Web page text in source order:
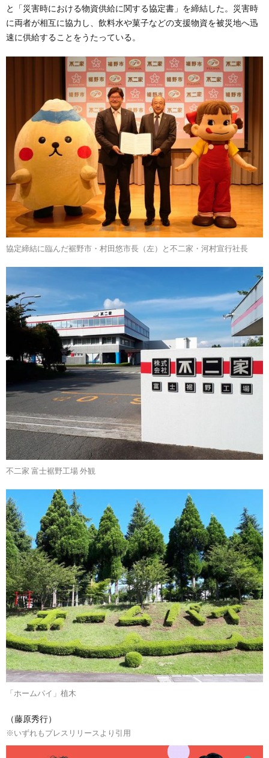
と「災害時における物資供給に関する協定書」を締結した。災害時
に両者が相互に協力し、飲料水や菓子などの支援物資を被災地へ迅
速に供給することをうたっている。
協定締結に臨んだ裾野市・村田悠市長（左）と不二家・河村宣行社長
不二家 富士裾野工場 外観
「ホームパイ」植木
（藤原秀行）
※いずれもプレスリリースより引用